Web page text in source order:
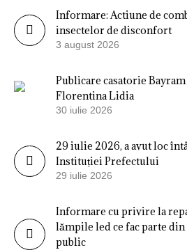
Informare: Actiune de
insectelor de disconfort
3 august 2026
Publicare casatorie
Florentina Lidia
30 iulie 2026
29 iulie 2026, a avut loc
Instituției Prefectului
29 iulie 2026
Informare cu privire la
lămpile led ce fac parte
public